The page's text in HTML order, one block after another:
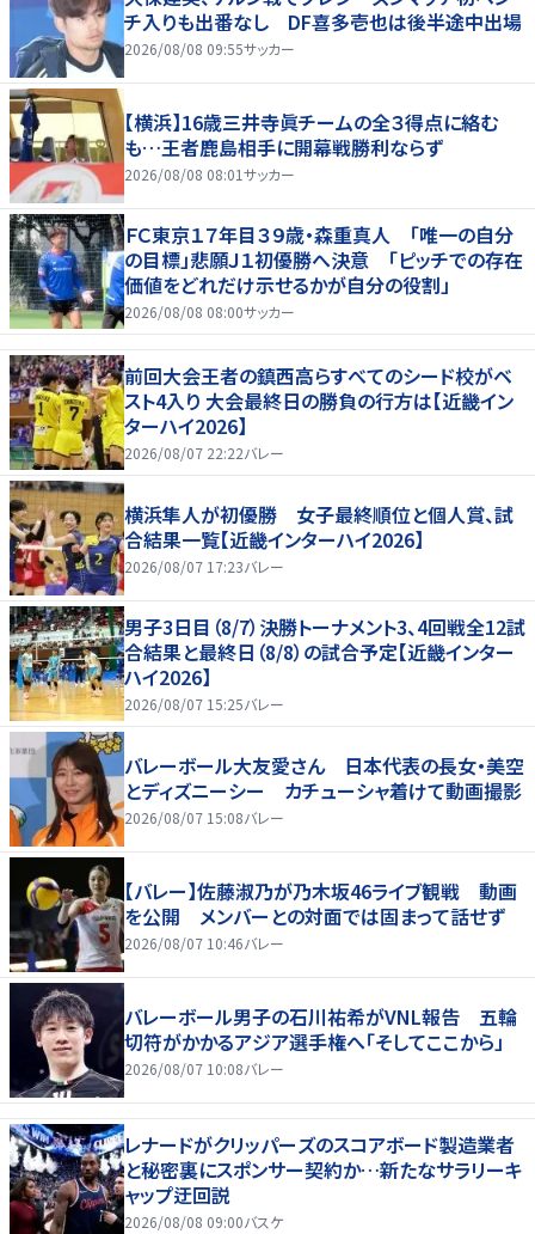
チ入りも出番なし DF喜多壱也は後半途中出場
2026/08/08 09:55サッカー
【横浜】16歳三井寺眞チームの全３得点に絡む
も…王者鹿島相手に開幕戦勝利ならず
2026/08/08 08:01サッカー
ＦＣ東京１７年目３９歳・森重真人 「唯一の自分
の目標」悲願Ｊ１初優勝へ決意 「ピッチでの存在
価値をどれだけ示せるかが自分の役割」
2026/08/08 08:00サッカー
前回大会王者の鎮西高らすべてのシード校がベ
スト4入り 大会最終日の勝負の行方は【近畿イン
ターハイ2026】
2026/08/07 22:22バレー
横浜隼人が初優勝 女子最終順位と個人賞、試
合結果一覧【近畿インターハイ2026】
2026/08/07 17:23バレー
男子3日目（8/7）決勝トーナメント3、4回戦全12試
合結果と最終日（8/8）の試合予定【近畿インター
ハイ2026】
2026/08/07 15:25バレー
バレーボール大友愛さん 日本代表の長女・美空
とディズニーシー カチューシャ着けて動画撮影
2026/08/07 15:08バレー
【バレー】佐藤淑乃が乃木坂46ライブ観戦 動画
を公開 メンバーとの対面では固まって話せず
2026/08/07 10:46バレー
バレーボール男子の石川祐希がVNL報告 五輪
切符がかかるアジア選手権へ「そしてここから」
2026/08/07 10:08バレー
レナードがクリッパーズのスコアボード製造業者
と秘密裏にスポンサー契約か‬…新たなサラリーキ
ャップ迂回説
2026/08/08 09:00バスケ